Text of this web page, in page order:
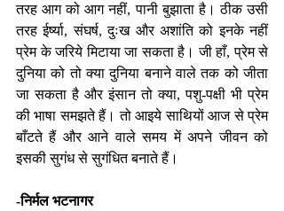
तरह आग को आग नहीं, पानी बुझाता है। ठीक उसी
तरह ईर्ष्या, संघर्ष, दुःख और अशांति को इनके नहीं
प्रेम के जरिये मिटाया जा सकता है। जी हाँ, प्रेम से
दुनिया को तो क्या दुनिया बनाने वाले तक को जीता
जा सकता है और इंसान तो क्या, पशु-पक्षी भी प्रेम
की भाषा समझते हैं। तो आइये साथियों आज से प्रेम
बाँटते हैं और आने वाले समय में अपने जीवन को
इसकी सुगंध से सुगंधित बनाते हैं।
-निर्मल भटनागर